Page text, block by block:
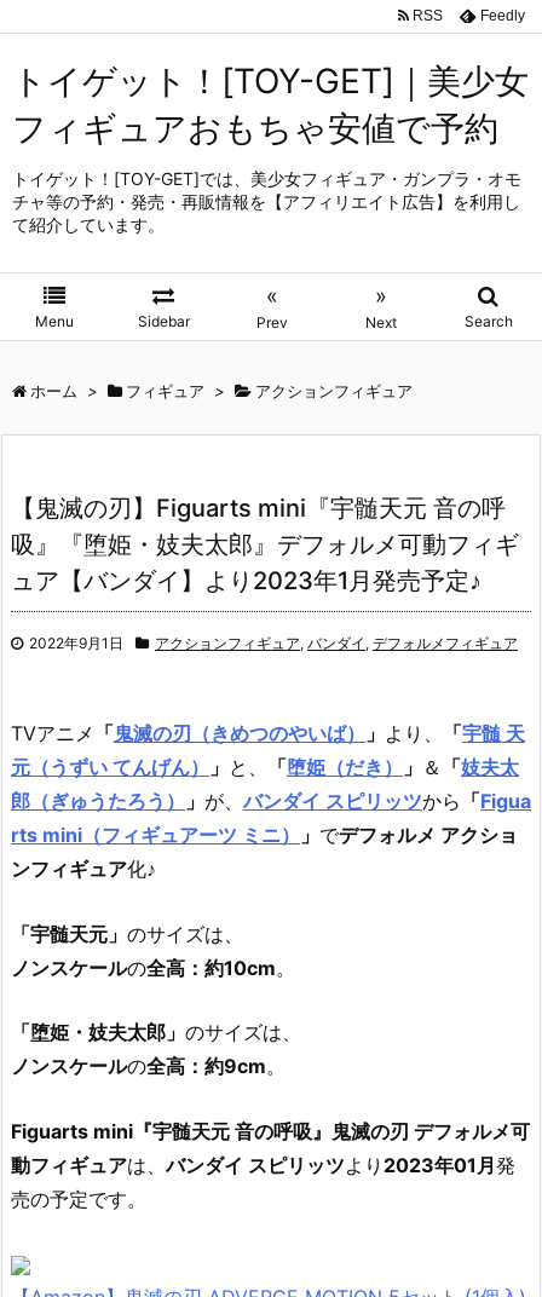
トイゲット！[TOY-GET]｜美少女
フィギュアおもちゃ安値で予約
トイゲット！[TOY-GET]では、美少女フィギュア・ガンプラ・オモ
チャ等の予約・発売・再販情報を【アフィリエイト広告】を利用し
て紹介しています。
Menu Sidebar
«
Prev
»
Next Search
RSS Feedly
ホーム > フィギュア > アクションフィギュア
【鬼滅の刃】Figuarts mini『宇髄天元 音の呼
吸』『堕姫・妓夫太郎』デフォルメ可動フィギ
ュア【バンダイ】より2023年1月発売予定♪
2022年9月1日 アクションフィギュア, バンダイ , デフォルメフィギュア
TVアニメ 「鬼滅の刃（きめつのやいば） 」 より、 「宇髄 天
元（うずい てんげん）
」 と、 「堕姫（だき） 」 ＆ 「妓夫太
郎（ぎゅうたろう）
」 が、バンダイ スピリッツから 「Figua
rts mini（フィギュアーツ ミニ）
」 でデフォルメ アクショ
ンフィギュア化♪
「宇髄天元」 のサイズは、
ノンスケールの全高：約10cm。
「堕姫・妓夫太郎」 のサイズは、
ノンスケールの全高：約9cm。
Figuarts mini『宇髄天元 音の呼吸』鬼滅の刃 デフォルメ可
動フィギュアは、バンダイ スピリッツより 2023年01月発
売の予定です。